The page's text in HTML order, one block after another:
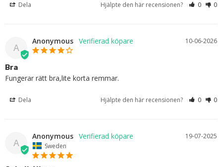
Dela Hjälpte den här recensionen? 0 0
A
10-06-2026
Anonymous
Bra
Fungerar rätt bra,lite korta remmar.
Dela Hjälpte den här recensionen? 0 0
A
19-07-2025
Anonymous
Sweden